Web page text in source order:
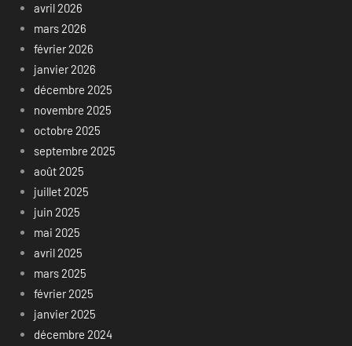
avril 2026
mars 2026
février 2026
janvier 2026
décembre 2025
novembre 2025
octobre 2025
septembre 2025
août 2025
juillet 2025
juin 2025
mai 2025
avril 2025
mars 2025
février 2025
janvier 2025
décembre 2024